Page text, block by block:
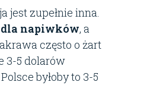
jest zupełnie inna.
dla napiwków, a
często o żart
3-5 dolarów
byłoby to 3-5